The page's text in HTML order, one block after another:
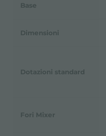
Base
Dimensioni
Dotazioni standard
Fori Mixer